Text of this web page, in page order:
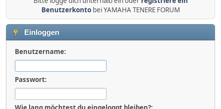
Benutzerkontobei YAMAHA TENERE FORUM
Einloggen
Benutzername:
Passwort: